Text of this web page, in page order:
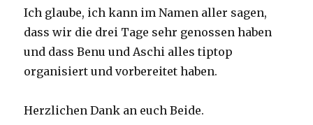
Ich glaube, ich kann im Namen aller sagen,
dass wir die drei Tage sehr genossen haben
und dass Benu und Aschi alles tiptop
organisiert und vorbereitet haben.
Herzlichen Dank an euch Beide.